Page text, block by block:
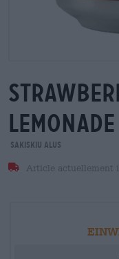
lemonade
Sakiskiu Alus
Article actuellement